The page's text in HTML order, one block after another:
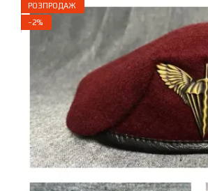
РОЗПРОДАЖ
−2%